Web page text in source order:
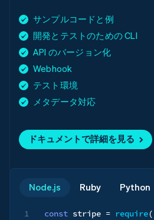
サンプルコードと例
開発とテストのための CLI
API のバージョン化
Webhook
テスト環境
メタデータ対応
ドキュメントで詳細を見る
Node.js Ruby Python
1
const stripe = require(